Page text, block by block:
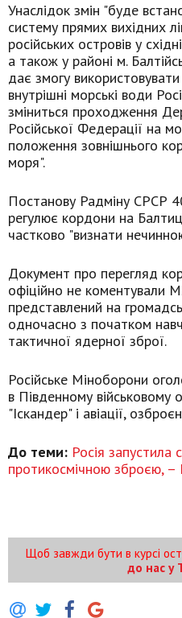
Унаслідок змін "буде
систему прямих вихідних
російських островів у
а також у районі м.
дає змогу
внутрішні морські води
зміниться проходження
Російської Федерації на
положення зовнішнього
моря".
Постанову Радміну СРСР
регулює кордони на
частково "визнати
Документ про перегляд
офіційно не коментували
представлений на
одночасно з початком
тактичної ядерної зброї.
Російське Міноборони
в Південному військовому
"Іскандер" і авіації,
До теми: Росія запустила
протикосмічною зброєю, –
Щоб завжди бути в курсі
до нас у